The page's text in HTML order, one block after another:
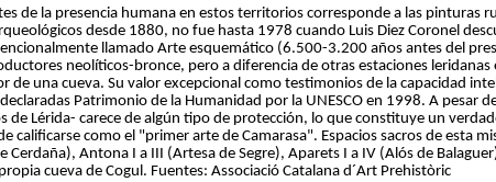
de la presencia humana en estos territorios corresponde a las pinturas
desde 1880, no fue hasta 1978 cuando Luis Diez Coronel
llamado Arte esquemático (6.500-3.200 años antes del
neolíticos-bronce, pero a diferencia de otras estaciones leridanas
de una cueva. Su valor excepcional como testimonios de la capacidad
Patrimonio de la Humanidad por la UNESCO en 1998. A pesar
de Lérida- carece de algún tipo de protección, lo que constituye un
calificarse como el "primer arte de Camarasa". Espacios sacros de esta
Cerdaña), Antona I a III (Artesa de Segre), Aparets I a IV (Alós de
cueva de Cogul. Fuentes: Associació Catalana d´Art Prehistòric